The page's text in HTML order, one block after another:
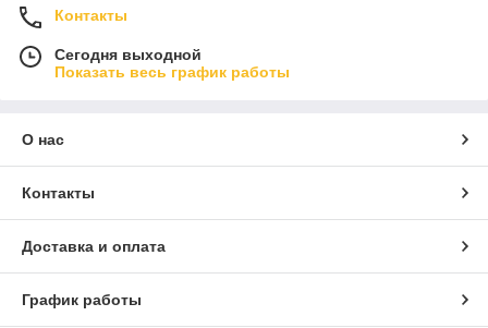
Контакты
Сегодня выходной
Показать весь график работы
О нас
Контакты
Доставка и оплата
График работы